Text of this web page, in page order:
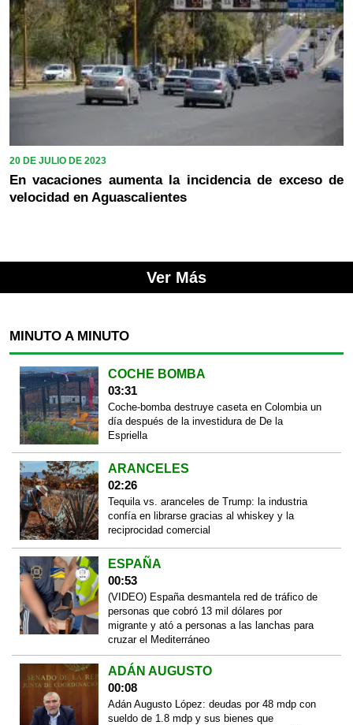
20 DE JULIO DE 2023
En vacaciones aumenta la incidencia de exceso de
velocidad en Aguascalientes
Ver Más
MINUTO A MINUTO
COCHE BOMBA
03:31
Coche-bomba destruye caseta en Colombia un
día después de la investidura de De la
Espriella
ARANCELES
02:26
Tequila vs. aranceles de Trump: la industria
confía en librarse gracias al whiskey y la
reciprocidad comercial
ESPAÑA
00:53
(VIDEO) España desmantela red de tráfico de
personas que cobró 13 mil dólares por
migrante y ató a personas a las lanchas para
cruzar el Mediterráneo
ADÁN AUGUSTO
00:08
Adán Augusto López: deudas por 48 mdp con
sueldo de 1.8 mdp y sus bienes que